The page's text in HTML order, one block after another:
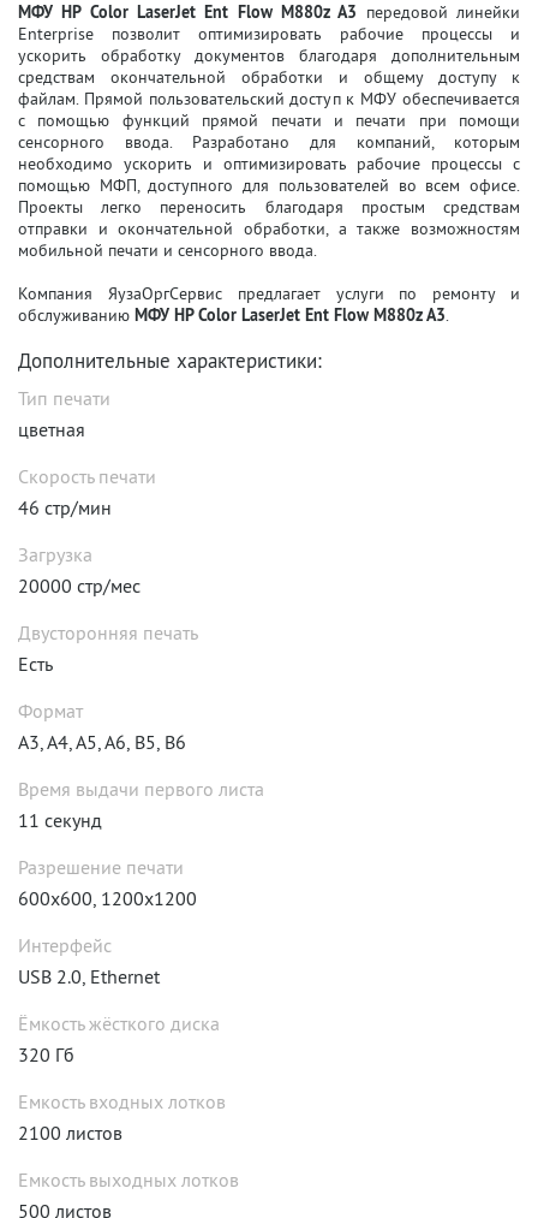
МФУ HP Color LaserJet Ent Flow M880z A3 передовой линейки
Enterprise позволит оптимизировать рабочие процессы и
ускорить обработку документов благодаря дополнительным
средствам окончательной обработки и общему доступу к
файлам. Прямой пользовательский доступ к МФУ обеспечивается
с помощью функций прямой печати и печати при помощи
сенсорного ввода. Разработано для компаний, которым
необходимо ускорить и оптимизировать рабочие процессы с
помощью МФП, доступного для пользователей во всем офисе.
Проекты легко переносить благодаря простым средствам
отправки и окончательной обработки, а также возможностям
мобильной печати и сенсорного ввода.
Компания ЯузаОргСервис предлагает услуги по ремонту и
обслуживанию МФУ HP Color LaserJet Ent Flow M880z A3.
Дополнительные характеристики:
Тип печати
цветная
Скорость печати
46 стр/мин
Загрузка
20000 стр/мес
Двусторонняя печать
Есть
Формат
A3, A4, A5, A6, B5, B6
Время выдачи первого листа
11 секунд
Разрешение печати
600x600, 1200x1200
Интерфейс
USB 2.0, Ethernet
Ёмкость жёсткого диска
320 Гб
Емкость входных лотков
2100 листов
Емкость выходных лотков
500 листов